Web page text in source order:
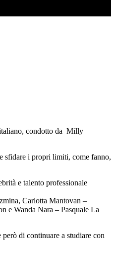
italiano, condotto da Milly
sfidare i propri limiti, come fanno,
e talento professionale
Carlotta Mantovan –
e Wanda Nara – Pasquale La
di continuare a studiare con